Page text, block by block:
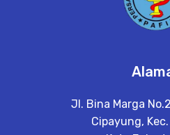
Jl. Bina Marga
Cipayung,